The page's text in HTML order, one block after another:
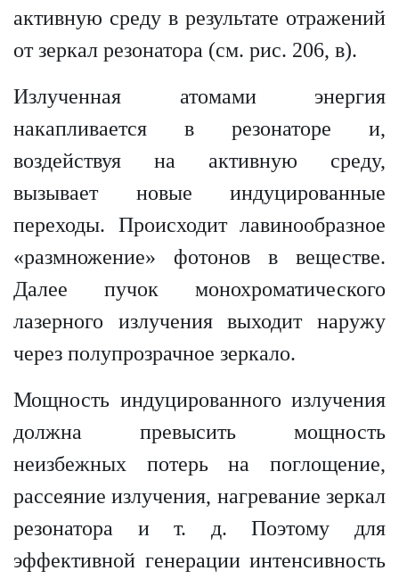
активную среду в результате отражений
от зеркал резонатора (см. рис. 206, в).
Излученная атомами энергия
накапливается в резонаторе и,
воздействуя на активную среду,
вызывает новые индуцированные
переходы. Происходит лавинообразное
«размножение» фотонов в веществе.
Далее пучок монохроматического
лазерного излучения выходит наружу
через полупрозрачное зеркало.
Мощность индуцированного излучения
должна превысить мощность
неизбежных потерь на поглощение,
рассеяние излучения, нагревание зеркал
резонатора и т. д. Поэтому для
эффективной генерации интенсивность